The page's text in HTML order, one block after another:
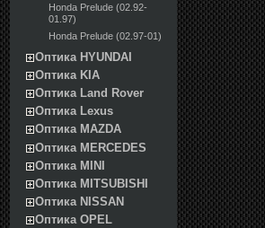
Honda Prelude (02.92-
01.97)
Honda Prelude (02.97-01)
Оптика HYUNDAI
Оптика KIA
Оптика Land Rover
Оптика Lexus
Оптика MAZDA
Оптика MERCEDES
Оптика MINI
Оптика MITSUBISHI
Оптика NISSAN
Оптика OPEL